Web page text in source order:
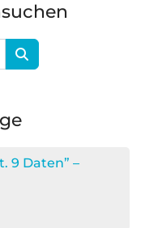
9 Daten” –